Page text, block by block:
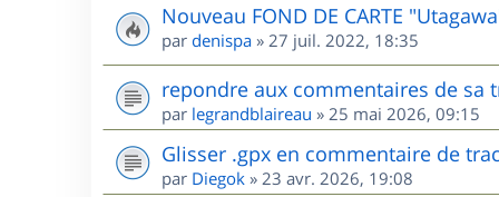
Nouveau FOND DE CARTE
par denispa » 27 juil. 2022, 18:35
repondre aux commentaires de sa
par legrandblaireau » 25 mai 2026, 09:15
Glisser .gpx en commentaire de
par Diegok » 23 avr. 2026, 19:08